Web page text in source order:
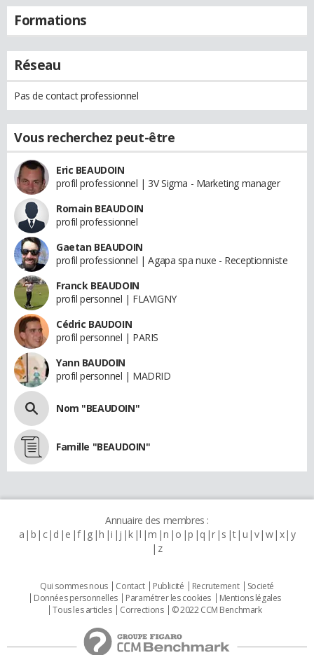
Formations
Réseau
Pas de contact professionnel
Vous recherchez peut-être
Eric BEAUDOIN
profil professionnel | 3V Sigma - Marketing manager
Romain BEAUDOIN
profil professionnel
Gaetan BEAUDOIN
profil professionnel | Agapa spa nuxe - Receptionniste
Franck BEAUDOIN
profil personnel | FLAVIGNY
Cédric BAUDOIN
profil personnel | PARIS
Yann BAUDOIN
profil personnel | MADRID
Nom "BEAUDOIN"
Famille "BEAUDOIN"
Annuaire des membres :
a b c d e f g h i j k l m n o p q r s t u v w x y
z
Qui sommes nous Contact Publicité Recrutement
Societé
Données personnelles
Paramétrer les cookies
Mentions légales
Tous les articles
Corrections © 2022 CCM Benchmark